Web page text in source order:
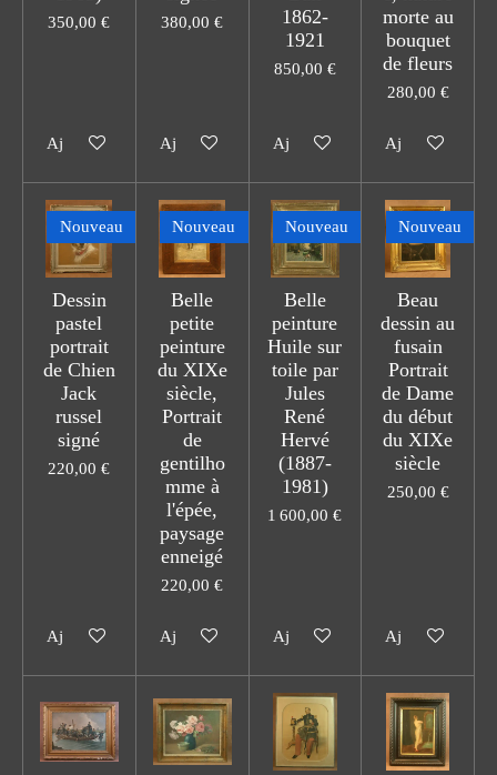
350,00 €
Ajouter au panier
380,00 €
Ajouter au panier
1862-
1921
850,00 €
Ajouter au panier
morte au
bouquet
de fleurs
280,00 €
Ajouter au
Nouveau
Dessin
pastel
portrait
de Chien
Jack
russel
signé
220,00 €
Ajouter au panier
Nouveau
Belle
petite
peinture
du XIXe
siècle,
Portrait
de
gentilho
mme à
l'épée,
paysage
enneigé
220,00 €
Ajouter au panier
Nouveau
Belle
peinture
Huile sur
toile par
Jules
René
Hervé
(1887-
1981)
1 600,00 €
Ajouter au panier
Nouveau
Beau
dessin au
fusain
Portrait
de Dame
du début
du XIXe
siècle
250,00 €
Ajouter au